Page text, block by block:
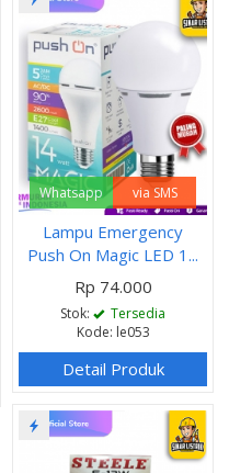
Whatsapp via SMS
Lampu Emergency
Push On Magic LED 1...
Rp 74.000
Stok:
Tersedia
Kode: le053
Detail Produk